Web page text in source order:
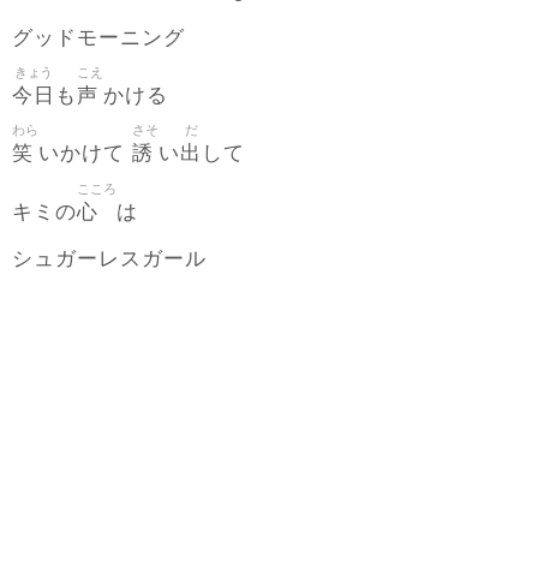
グッドモーニング
今日
きょう
も声
こえ
かける
笑
わら
いかけて 誘
さそ
い出
だ
して
キミの心
こころ
は
シュガーレスガール